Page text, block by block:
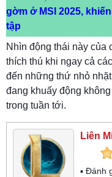
gờm ở MSI 2025,
tập
Nhìn động thái này của
thích thú khi ngay cả
đến những thứ nhỏ
đang khuấy động
trong tuần tới.
Liên
▪ Đánh